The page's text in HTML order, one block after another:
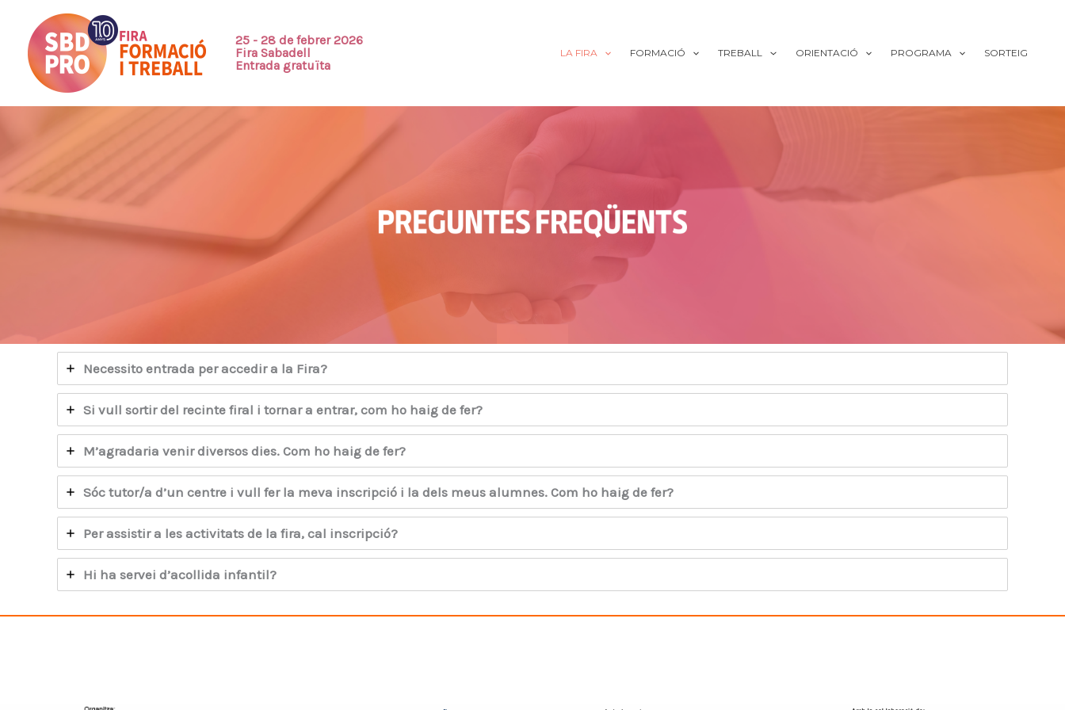
contenido
25 - 28 de febrer 2026
Fira Sabadell
Entrada gratuïta
LA FIRA FORMACIÓ TREBALL ORIENTACIÓ PROGRAMA SORTEIG
Necessito entrada per accedir a la Fira?
Si vull sortir del recinte firal i tornar a entrar, com ho haig de fer?
M’agradaria venir diversos dies. Com ho haig de fer?
Sóc tutor/a d’un centre i vull fer la meva inscripció i la dels meus alumnes. Com ho haig de fer?
Per assistir a les activitats de la fira, cal inscripció?
Hi ha servei d’acollida infantil?